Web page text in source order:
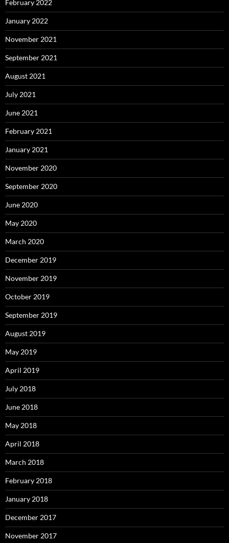
February 2022
January 2022
November 2021
September 2021
August 2021
July 2021
June 2021
February 2021
January 2021
November 2020
September 2020
June 2020
May 2020
March 2020
December 2019
November 2019
October 2019
September 2019
August 2019
May 2019
April 2019
July 2018
June 2018
May 2018
April 2018
March 2018
February 2018
January 2018
December 2017
November 2017